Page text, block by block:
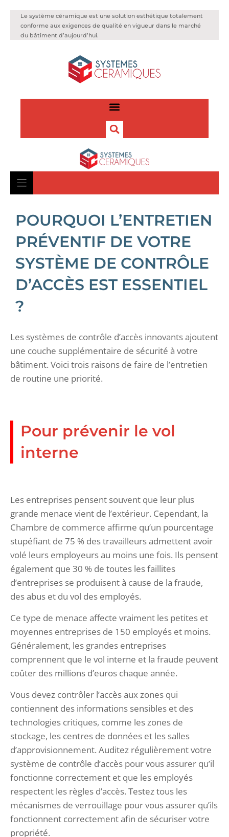
Le système céramique est une solution esthétique totalement
conforme aux exigences de qualité en vigueur dans le marché
du bâtiment d’aujourd’hui.
POURQUOI L’ENTRETIEN
PRÉVENTIF DE VOTRE
SYSTÈME DE CONTRÔLE
D’ACCÈS EST ESSENTIEL
?
Les systèmes de contrôle d’accès innovants ajoutent
une couche supplémentaire de sécurité à votre
bâtiment. Voici trois raisons de faire de l’entretien
de routine une priorité.
Pour prévenir le vol
interne
Les entreprises pensent souvent que leur plus
grande menace vient de l’extérieur. Cependant, la
Chambre de commerce affirme qu’un pourcentage
stupéfiant de 75 % des travailleurs admettent avoir
volé leurs employeurs au moins une fois. Ils pensent
également que 30 % de toutes les faillites
d’entreprises se produisent à cause de la fraude,
des abus et du vol des employés.
Ce type de menace affecte vraiment les petites et
moyennes entreprises de 150 employés et moins.
Généralement, les grandes entreprises
comprennent que le vol interne et la fraude peuvent
coûter des millions d’euros chaque année.
Vous devez contrôler l’accès aux zones qui
contiennent des informations sensibles et des
technologies critiques, comme les zones de
stockage, les centres de données et les salles
d’approvisionnement. Auditez régulièrement votre
système de contrôle d’accès pour vous assurer qu’il
fonctionne correctement et que les employés
respectent les règles d’accès. Testez tous les
mécanismes de verrouillage pour vous assurer qu’ils
fonctionnent correctement afin de sécuriser votre
propriété.